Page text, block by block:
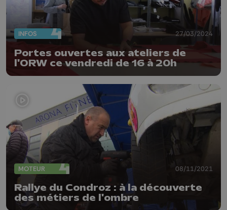
INFOS 27/03/2024
Portes ouvertes aux ateliers de
l'ORW ce vendredi de 16 à 20h
MOTEUR 08/11/2021
Rallye du Condroz : à la découverte
des métiers de l'ombre